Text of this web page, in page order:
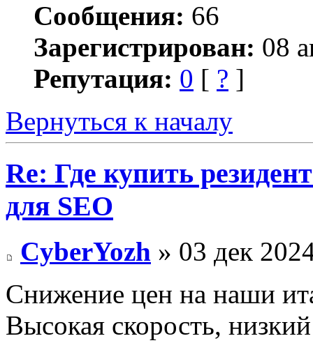
Сообщения: 66
Зарегистрирован: 08
Репутация: 0 [ ? ]
Вернуться к началу
Re: Где купить
для SEO
CyberYozh » 03 дек
Снижение цен на наши
Высокая скорость,